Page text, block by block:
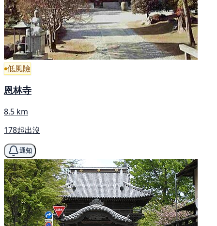
低風險
恩林寺
8.5 km
178起出沒
通知